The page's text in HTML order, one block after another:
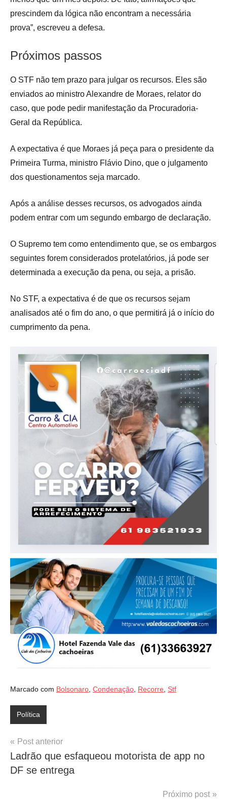
prescindem da lógica não encontram a necessária
prova”, escreveu a defesa.
Próximos passos
O STF não tem prazo para julgar os recursos. Eles são
enviados ao ministro Alexandre de Moraes, relator do
caso, que pode pedir manifestação da Procuradoria-
Geral da República.
A expectativa é que Moraes já peça para o presidente da
Primeira Turma, ministro Flávio Dino, que o julgamento
dos questionamentos seja marcado.
Após a análise desses recursos, os advogados ainda
podem entrar com um segundo embargo de declaração.
O Supremo tem como entendimento que, se os embargos
seguintes forem considerados protelatórios, já pode ser
determinada a execução da pena, ou seja, a prisão.
No STF, a expectativa é de que os recursos sejam
analisados até o fim do ano, o que permitirá já o início do
cumprimento da pena.
Marcado com Bolsonaro Condenação Recorre Stf
Política
Navegação
de
Post
Post anterior
Ladrão que esfaqueou motorista de app no
DF se entrega
Próximo post